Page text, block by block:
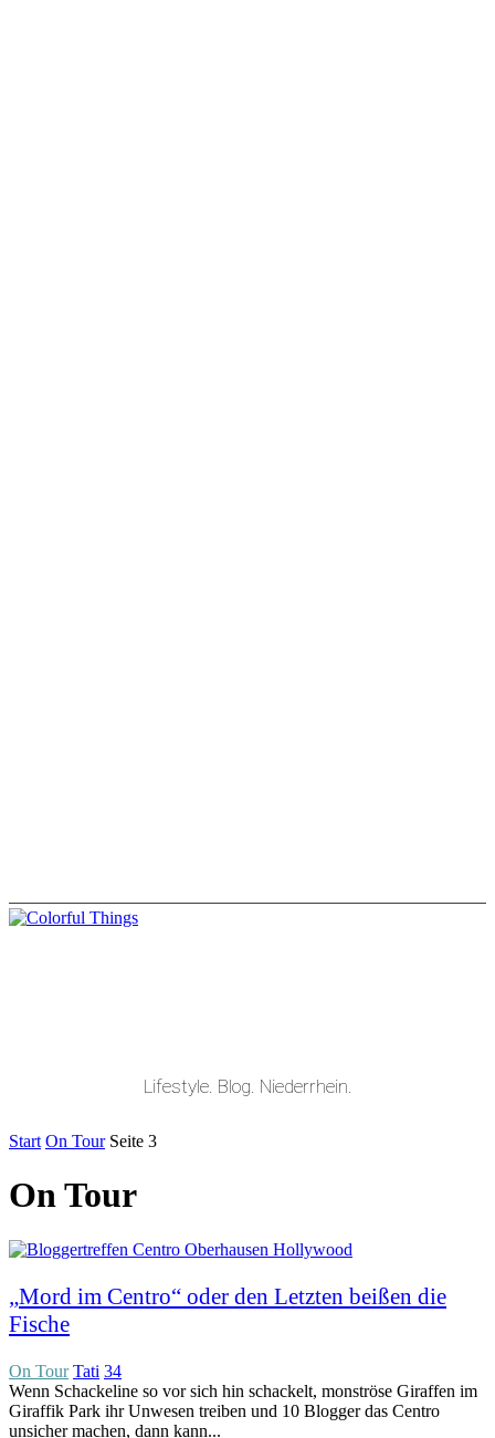
Lifestyle. Blog. Niederrhein.
Start On Tour Seite 3
On Tour
„Mord im Centro“ oder den Letzten beißen die
Fische
On Tour Tati 34
Wenn Schackeline so vor sich hin schackelt, monströse Giraffen im
Giraffik Park ihr Unwesen treiben und 10 Blogger das Centro
unsicher machen, dann kann...